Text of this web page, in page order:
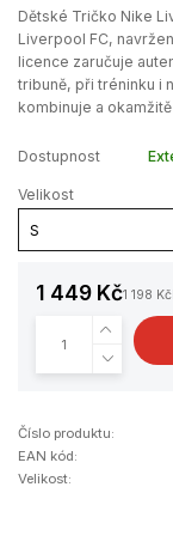
Dětské Tričko Nike
Liverpool FC,
licence zaručuje
tribuně, při tréninku i
kombinuje a
Dostupnost
Velikost
1 449 Kč1 198 Kč
Číslo produktu:
EAN kód:
Velikost: